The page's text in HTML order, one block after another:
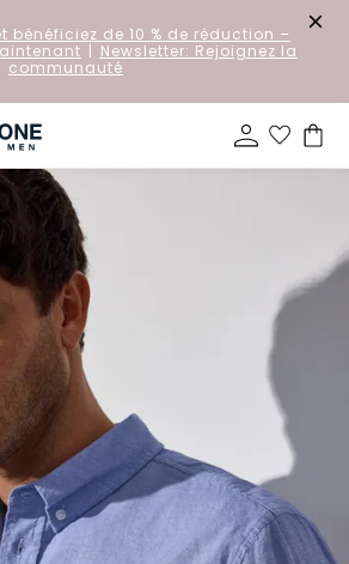
bénéficiez de 10 % de réduction –
| Newsletter: Rejoignez la
communauté